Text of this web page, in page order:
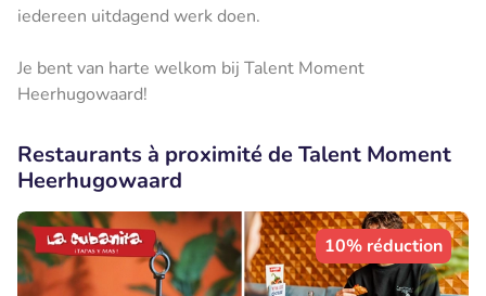
iedereen uitdagend werk doen.
Je bent van harte welkom bij Talent Moment
Heerhugowaard!
Restaurants à proximité de Talent Moment
Heerhugowaard
10% réduction